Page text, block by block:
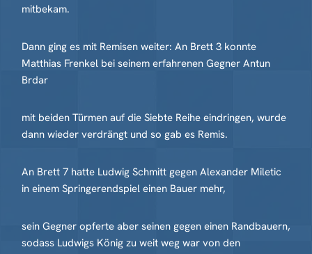
mitbekam.
Dann ging es mit Remisen weiter: An Brett 3 konnte
Matthias Frenkel bei seinem erfahrenen Gegner Antun
Brdar
mit beiden Türmen auf die Siebte Reihe eindringen, wurde
dann wieder verdrängt und so gab es Remis.
An Brett 7 hatte Ludwig Schmitt gegen Alexander Miletic
in einem Springerendspiel einen Bauer mehr,
sein Gegner opferte aber seinen gegen einen Randbauern,
sodass Ludwigs König zu weit weg war von den